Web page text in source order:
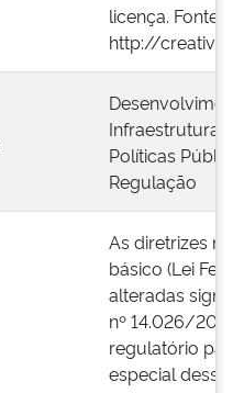
licença. Fonte:
http://
Infraestrutura
Políticas
Regulação
As diretrizes
básico (Lei
alteradas
nº 14.026/
regulatório
especial